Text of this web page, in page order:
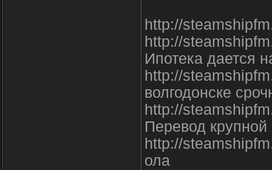
http://
http://
Ипотека дается
http://
волгодонске
http://
Перевод
http://
ола